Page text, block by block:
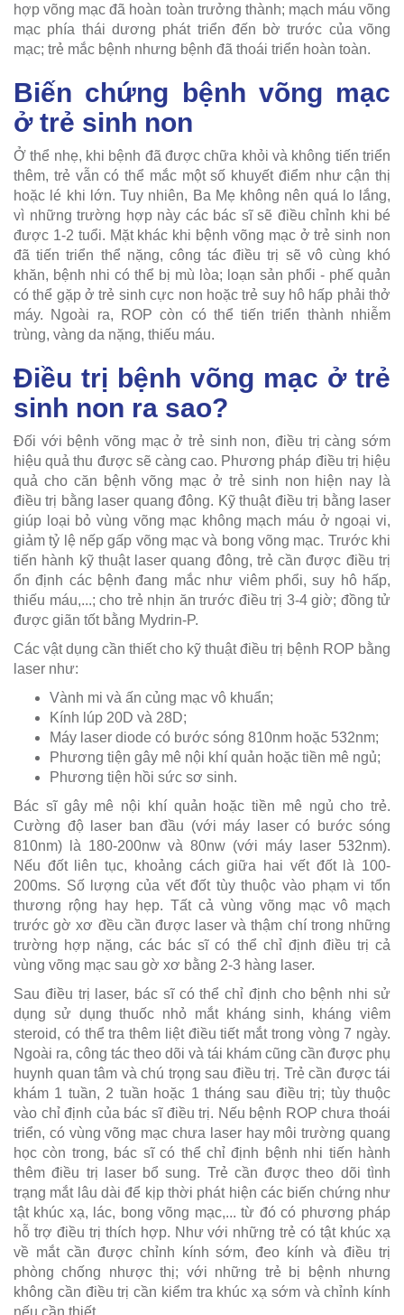
hợp võng mạc đã hoàn toàn trưởng thành; mạch máu võng
mạc phía thái dương phát triển đến bờ trước của võng
mạc; trẻ mắc bệnh nhưng bệnh đã thoái triển hoàn toàn.
Biến chứng bệnh võng mạc
ở trẻ sinh non
Ở thể nhẹ, khi bệnh đã được chữa khỏi và không tiến triển
thêm, trẻ vẫn có thể mắc một số khuyết điểm như cận thị
hoặc lé khi lớn. Tuy nhiên, Ba Mẹ không nên quá lo lắng,
vì những trường hợp này các bác sĩ sẽ điều chỉnh khi bé
được 1-2 tuổi. Mặt khác khi bệnh võng mạc ở trẻ sinh non
đã tiến triển thể nặng, công tác điều trị sẽ vô cùng khó
khăn, bệnh nhi có thể bị mù lòa; loạn sản phổi - phế quản
có thể gặp ở trẻ sinh cực non hoặc trẻ suy hô hấp phải thở
máy. Ngoài ra, ROP còn có thể tiến triển thành nhiễm
trùng, vàng da nặng, thiếu máu.
Điều trị bệnh võng mạc ở trẻ
sinh non ra sao?
Đối với bệnh võng mạc ở trẻ sinh non, điều trị càng sớm
hiệu quả thu được sẽ càng cao. Phương pháp điều trị hiệu
quả cho căn bệnh võng mạc ở trẻ sinh non hiện nay là
điều trị bằng laser quang đông. Kỹ thuật điều trị bằng laser
giúp loại bỏ vùng võng mạc không mạch máu ở ngoại vi,
giảm tỷ lệ nếp gấp võng mạc và bong võng mạc. Trước khi
tiến hành kỹ thuật laser quang đông, trẻ cần được điều trị
ổn định các bệnh đang mắc như viêm phổi, suy hô hấp,
thiếu máu,...; cho trẻ nhịn ăn trước điều trị 3-4 giờ; đồng tử
được giãn tốt bằng Mydrin-P.
Các vật dụng cần thiết cho kỹ thuật điều trị bệnh ROP bằng
laser như:
Vành mi và ấn củng mạc vô khuẩn;
Kính lúp 20D và 28D;
Máy laser diode có bước sóng 810nm hoặc 532nm;
Phương tiện gây mê nội khí quản hoặc tiền mê ngủ;
Phương tiện hồi sức sơ sinh.
Bác sĩ gây mê nội khí quản hoặc tiền mê ngủ cho trẻ.
Cường độ laser ban đầu (với máy laser có bước sóng
810nm) là 180-200nw và 80nw (với máy laser 532nm).
Nếu đốt liên tục, khoảng cách giữa hai vết đốt là 100-
200ms. Số lượng của vết đốt tùy thuộc vào phạm vi tổn
thương rộng hay hẹp. Tất cả vùng võng mạc vô mạch
trước gờ xơ đều cần được laser và thậm chí trong những
trường hợp nặng, các bác sĩ có thể chỉ định điều trị cả
vùng võng mạc sau gờ xơ bằng 2-3 hàng laser.
Sau điều trị laser, bác sĩ có thể chỉ định cho bệnh nhi sử
dụng sử dụng thuốc nhỏ mắt kháng sinh, kháng viêm
steroid, có thể tra thêm liệt điều tiết mắt trong vòng 7 ngày.
Ngoài ra, công tác theo dõi và tái khám cũng cần được phụ
huynh quan tâm và chú trọng sau điều trị. Trẻ cần được tái
khám 1 tuần, 2 tuần hoặc 1 tháng sau điều trị; tùy thuộc
vào chỉ định của bác sĩ điều trị. Nếu bệnh ROP chưa thoái
triển, có vùng võng mạc chưa laser hay môi trường quang
học còn trong, bác sĩ có thể chỉ định bệnh nhi tiến hành
thêm điều trị laser bổ sung. Trẻ cần được theo dõi tình
trạng mắt lâu dài để kịp thời phát hiện các biến chứng như
tật khúc xạ, lác, bong võng mạc,... từ đó có phương pháp
hỗ trợ điều trị thích hợp. Như với những trẻ có tật khúc xạ
về mắt cần được chỉnh kính sớm, đeo kính và điều trị
phòng chống nhược thị; với những trẻ bị bệnh nhưng
không cần điều trị cần kiểm tra khúc xạ sớm và chỉnh kính
nếu cần thiết.